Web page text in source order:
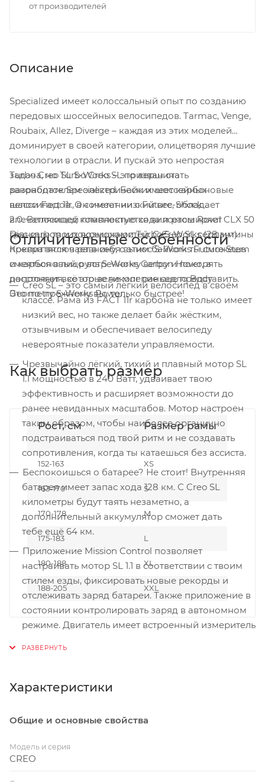
от производителей
Описание
Specialized имеет колоссальный опыт по созданию
передовых шоссейных велосипедов. Tarmac, Venge,
Roubaix, Allez, Diverge – каждая из этих моделей
доминирует в своей категории, олицетворяя лучшие
технологии в отрасли. И пускай это непростая
задача, но Turbo Creo SL призван стать
законодателем электрических шоссейных
велосипедов. Он имеет низкий вес, обладает
впечатляющей плавностью хода и расширяет
границы твоих возможностей. С Creo SL серпантины
превратятся в равнину, с этим байком ты сможешь
смеяться в лицо встречному ветру и покорять
расстояния, которые не мог раньше представить.
Это по-прежнему вы, только быстрее!
Turbo Creo SL S-Works – это вершина
разработок Specialized. Байк имеет карбоновые
шасси Fact 11r, в сочетании с Future-Shock
2.0. Велосипед комплектуется вилсетом Roval CLX 50
Disc carbon и покрышками Turbo S-Works (28 мм).
Кокпит включает в себя вынос S-Works Future Stem
и карбоновый руль S-Works Carbon Hover, а
дополняет всё это великолепие седло Body
Geometry S-Works Power.
Отличительные особенности
Creo SL – это самый лёгкий велосипед в своём
классе. Рама из FACT 11r карбона не только имеет
низкий вес, но также делает байк жёстким,
отзывчивым и обеспечивает велосипеду
невероятные показатели управляемости.
Чрезвычайно лёгкий, тихий и плавный мотор SL
1.1 мощностью в 240 Ватт, удваивает твою
эффективность и расширяет возможности до
ранее невиданных масштабов. Мотор настроен
таким образом, чтобы наиболее органично
подстраиваться под твой ритм и не создавать
сопротивления, когда ты катаешься без ассиста.
Беспокоишься о батарее? Не стоит! Внутренняя
батарея имеет запас хода 128 км. С Creo SL
километры будут таять незаметно, а
дополнительный аккумулятор сможет дать
тебе ещё 64 км.
Приложение Mission Control позволяет
настраивать мотор SL 1.1 в соответствии с твоим
стилем езды, фиксировать новые рекорды и
отслеживать заряд батареи. Также приложение в
состоянии контролировать заряд в автономном
режиме. Двигатель имеет встроенный измеритель
Turbo Connect Unit (TCU), размещенным в
С новым Future-Shock 2.0 ты будешь уставать
Future-Shock гарантирует ещё больше контроля
за счёт регулировки компрессии на рулевом
Как выбрать размер
Рост, см Размер рамы
152-163 XS
163-170 S
170-178 M
175-183 L
180-188 XL
188-205 XXL
Характеристики
Общие и основные свойства
Модель и серия
CREO